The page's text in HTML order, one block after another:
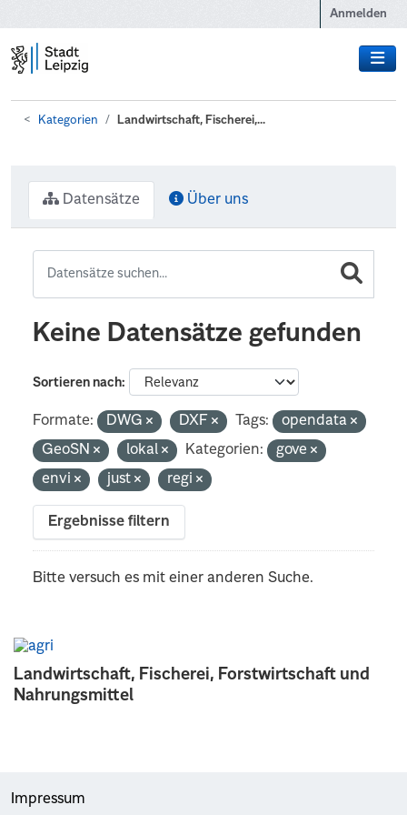
Anmelden
Kategorien Landwirtschaft, Fischerei,...
Landwirtschaft, Fischerei, Forstwirtschaft und
Nahrungsmittel
Datensätze Über uns
Keine Datensätze gefunden
Sortieren nach
Formate: DWG DXF Tags:
opendata
GeoSN
lokal Kategorien:
gove
envi
just regi
Ergebnisse filtern
Bitte versuch es mit einer anderen Suche.
Impressum